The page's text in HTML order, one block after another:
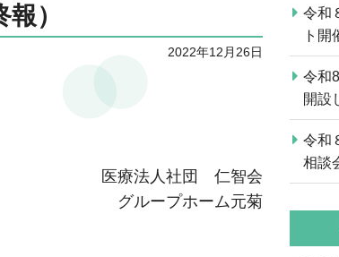
）
2022年12月26日
医療法人社団 仁智会
グループホーム元菊
令和
ト開
令和
開設
令和
相談